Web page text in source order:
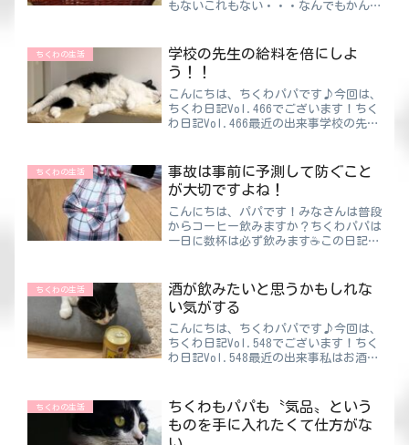
もないこれもない・・・なんでもかんで
るのでホントに困りますよね！ほんとに
どこかに置き忘れたのか、それと...
ちくわの生活
学校の先生の給料を倍にしよ
う！！
こんにちは、ちくわパパです♪今回は、
ちくわ日記Vol.466でございます！ちく
わ日記Vol.466最近の出来事学校の先生
と思ったら65歳になった」先生「ガッ
デム！！」先...
ちくわの生活
事故は事前に予測して防ぐこと
が大切ですよね！
こんにちは、パパです！みなさんは普段
からコーヒー飲みますか？ちくわパパは
一日に数杯は必ず飲みます☕この日記を
お手軽派とありますが、パパは断然お手
軽派です。豆から挽くと酸...
ちくわの生活
酒が飲みたいと思うかもしれな
い気がする
こんにちは、ちくわパパです♪今回は、
ちくわ日記Vol.548でございます！ちく
わ日記Vol.548最近の出来事私はお酒を
もの。つまり、機会がなければ年に１滴
も飲まない可...
ちくわの生活
ちくわもパパも〝気品〟という
ものを手に入れたくて仕方がな